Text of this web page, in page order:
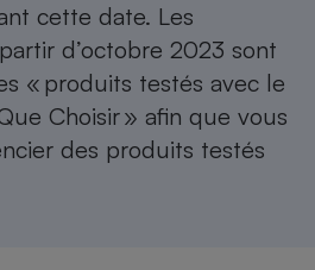
cette date. Les
d’octobre 2023 sont
« produits testés avec le
Choisir » afin que vous
des produits testés